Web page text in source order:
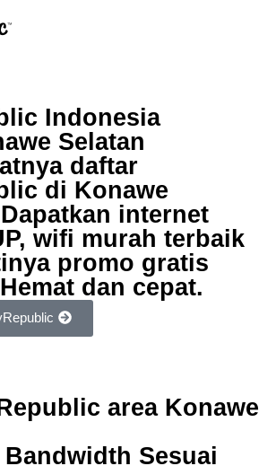
Indonesia
Selatan
daftar
di Konawe
internet
wifi murah terbaik
promo gratis
dan cepat.
area Konawe
Sesuai